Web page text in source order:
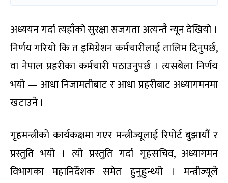
अध्ययन गर्दा त्यहाँको सुरक्षा सजगता अत्यन्तै न्यून देखियो ।
निर्णय गरियो कि त इमिग्रेशन कर्मचारीलाई तालिम दिनुपर्छ,
वा नेपाल प्रहरीका कर्मचारी पठाउनुपर्छ । त्यसबेला निर्णय
भयो — आधा निजामतीबाट र आधा प्रहरीबाट अध्यागमनमा
खटाउने ।
गृहमन्त्रीको कार्यकक्षमा गएर मन्त्रीज्यूलाई रिपोर्ट बुझायौं र
प्रस्तुति भयो । त्यो प्रस्तुति गर्दा गृहसचिव, अध्यागमन
विभागका महानिर्देशक समेत हुनुहुन्थ्यो । मन्त्रीज्यूले